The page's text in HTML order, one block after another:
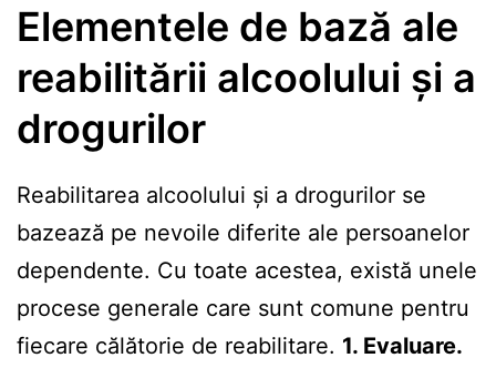
Elementele de bază ale
reabilitării alcoolului și a
drogurilor
Reabilitarea alcoolului și a drogurilor se
bazează pe nevoile diferite ale persoanelor
dependente. Cu toate acestea, există unele
procese generale care sunt comune pentru
fiecare călătorie de reabilitare. 1. Evaluare.